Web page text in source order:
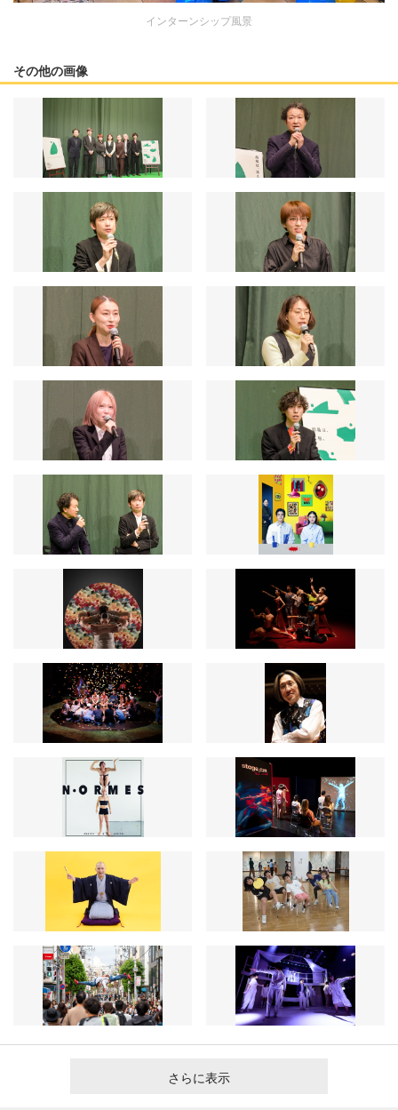
インターンシップ風景
その他の画像
さらに表示